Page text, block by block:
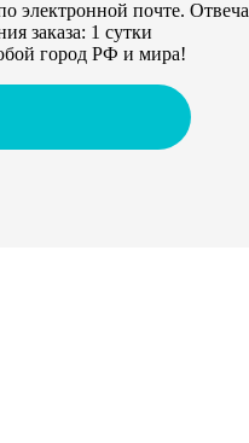
электронной почте.
заказа: 1 сутки
город РФ и мира!